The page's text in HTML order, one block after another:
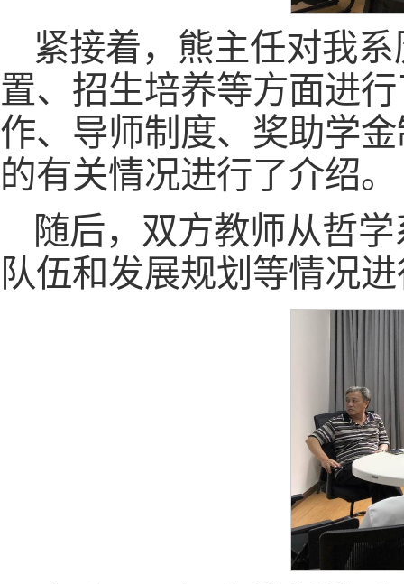
紧接着，熊主任对我
置、招生培养等方面进
作、导师制度、奖助学
的有关情况进行了介绍。
随后，双方教师从哲
队伍和发展规划等情况